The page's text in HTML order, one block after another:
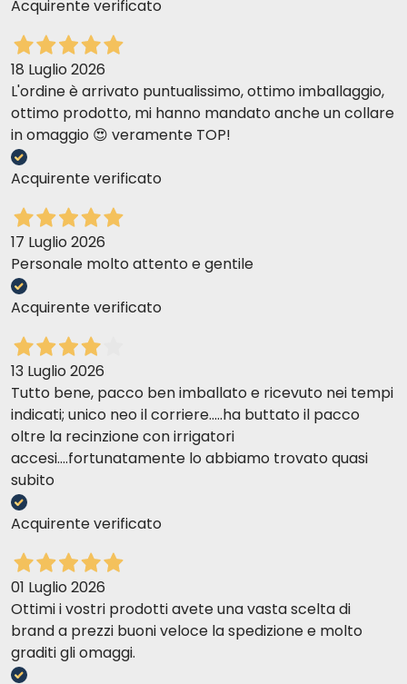
Acquirente verificato
18 Luglio 2026
L'ordine è arrivato puntualissimo, ottimo imballaggio,
ottimo prodotto, mi hanno mandato anche un collare
in omaggio 😍 veramente TOP!
Acquirente verificato
17 Luglio 2026
Personale molto attento e gentile
Acquirente verificato
13 Luglio 2026
Tutto bene, pacco ben imballato e ricevuto nei tempi
indicati; unico neo il corriere.....ha buttato il pacco
oltre la recinzione con irrigatori
accesi....fortunatamente lo abbiamo trovato quasi
subito
Acquirente verificato
01 Luglio 2026
Ottimi i vostri prodotti avete una vasta scelta di
brand a prezzi buoni veloce la spedizione e molto
graditi gli omaggi.